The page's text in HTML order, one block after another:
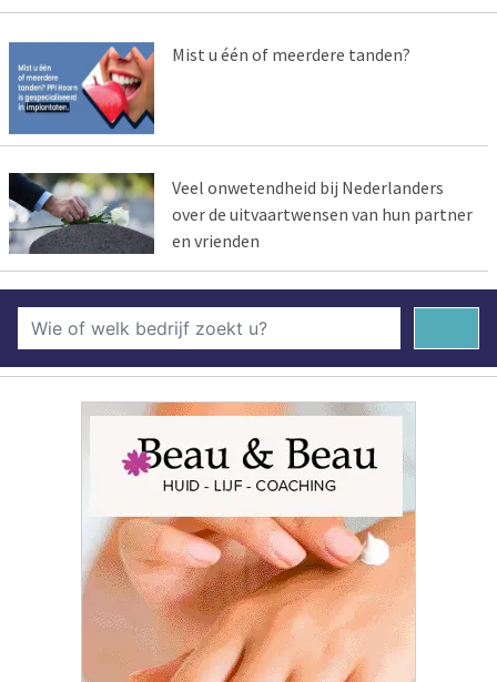
Mist u één of meerdere tanden?
Veel onwetendheid bij Nederlanders
over de uitvaartwensen van hun partner
en vrienden